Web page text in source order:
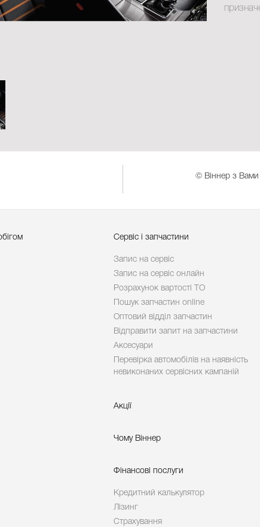
© Віннер з Вами
Сервіс і запчастини
Запис на сервіс
Запис на сервіс онлайн
Розрахунок вартості ТО
Пошук запчастин online
Оптовий відділ запчастин
Відправити запит на запчастини
Аксесуари
Перевірка автомобілів на наявність
невиконаних сервісних кампаній
Акції
Чому Віннер
Фінансові послуги
Кредитний калькулятор
Лізинг
Страхування